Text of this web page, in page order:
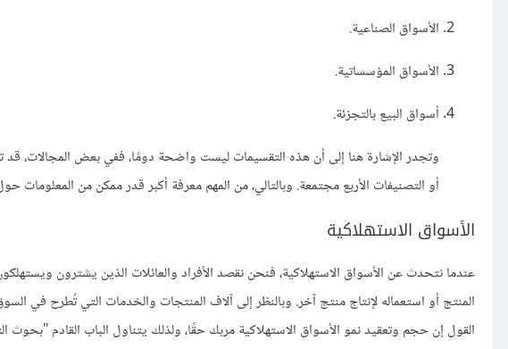
الأسواق الصناعية.
الأسواق المؤسساتية.
أسواق البيع بالتجزئة.
وتجدر الإشارة هنا إلى أن هذه التقسيمات ليست واضحة دومًا، ففي بعض المجالات،
أو التصنيفات الأربع مجتمعة. وبالتالي، من المهم معرفة أكبر قدر ممكن من المعلومات
الأسواق الاستهلاكية
عندما نتحدث عن الأسواق الاستهلاكية، فنحن نقصد الأفراد والعائلات الذين يشترون
المنتج أو استعماله لإنتاج منتج آخر. وبالنظر إلى آلاف المنتجات والخدمات التي تُطرح في
القول إن حجم وتعقيد نمو الأسواق الاستهلاكية مربك حقًا، ولذلك يتناول الباب القادم